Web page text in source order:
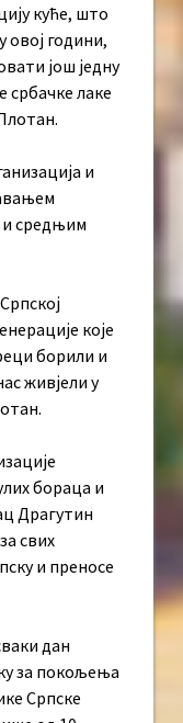
куће, што
овој години,
још једну
лаке
и
и средњим
које
борили и
живјели у
бораца и
Драгутин
свих
и преносе
дан
за покољења
Српске